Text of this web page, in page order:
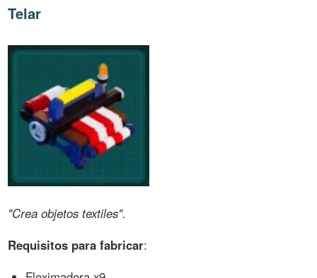
Telar
"Crea objetos textiles".
Requisitos para fabricar: